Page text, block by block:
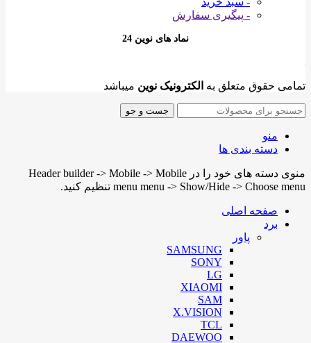
- پیگیری سفارش
نماد های نوین 24
تمامی حقوق متعلق به الکترونیک نوین میباشد
جست و جو
منو
دسته بندی ها
منوی دسته های خود را در Header builder -> Mobile -> Mobile
menu menu -> Show/Hide -> Choose menu تنظیم کنید.
صفحه اصلی
برد
پاور
SAMSUNG
SONY
LG
XIAOMI
SAM
X.VISION
TCL
DAEWOO